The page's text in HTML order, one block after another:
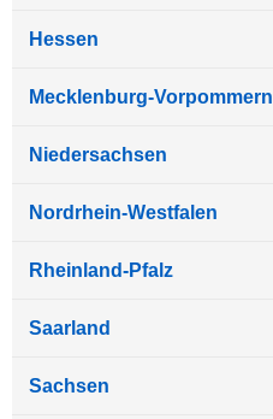
Hessen
Mecklenburg-Vorpommern
Niedersachsen
Nordrhein-Westfalen
Rheinland-Pfalz
Saarland
Sachsen